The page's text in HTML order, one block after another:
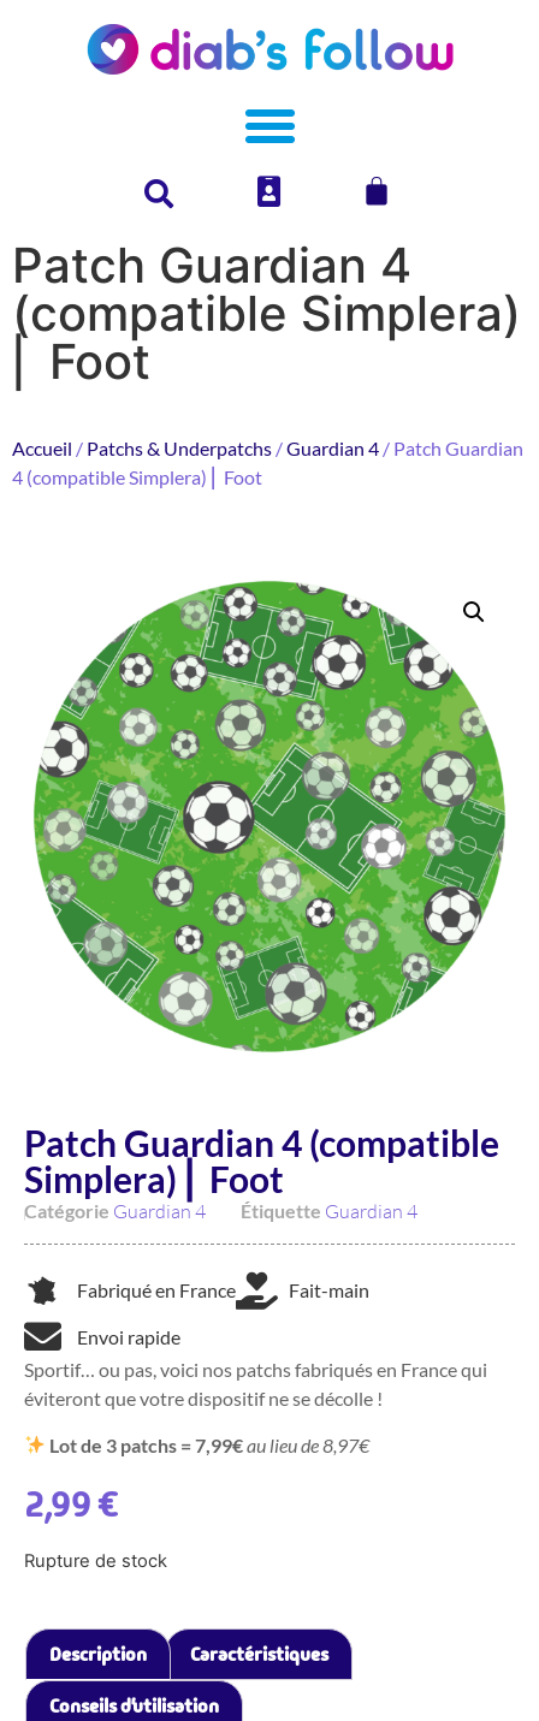
Patch Guardian 4
(compatible Simplera)
⎜ Foot
Accueil / Patchs & Underpatchs /Guardian 4 / Patch Guardian
4 (compatible Simplera) ⎜ Foot
Patch Guardian 4 (compatible
Simplera) ⎜ Foot
Catégorie Guardian 4 Étiquette Guardian 4
Fabriqué en France Fait-main
Envoi rapide
Sportif… ou pas, voici nos patchs fabriqués en France qui
éviteront que votre dispositif ne se décolle !
Lot de 3 patchs = 7,99€au lieu de 8,97€
2,99€
Rupture de stock
Description Caractéristiques
Conseils d’utilisation